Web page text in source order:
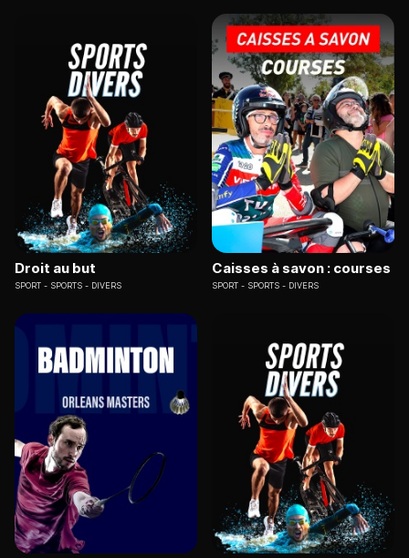
Droit au but
SPORT SPORTS - DIVERS
Caisses à savon : courses
SPORT SPORTS - DIVERS